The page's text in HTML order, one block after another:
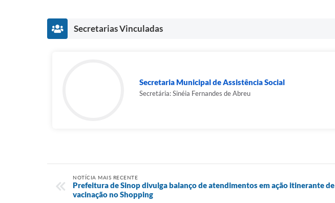
Secretarias Vinculadas
Secretaria Municipal de Assistência Social
Secretária: Sinéia Fernandes de Abreu
NOTÍCIA MAIS RECENTE
Prefeitura de Sinop divulga balanço de atendimentos em ação itinerante de
vacinação no Shopping